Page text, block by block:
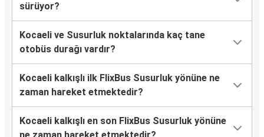
sürüyor?
Kocaeli ve Susurluk noktalarında kaç tane
otobüs durağı vardır?
Kocaeli kalkışlı ilk FlixBus Susurluk yönüne ne
zaman hareket etmektedir?
Kocaeli kalkışlı en son FlixBus Susurluk yönüne